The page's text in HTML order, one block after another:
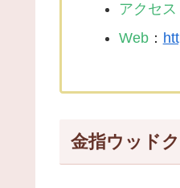
アクセス
Web：
金指ウッド